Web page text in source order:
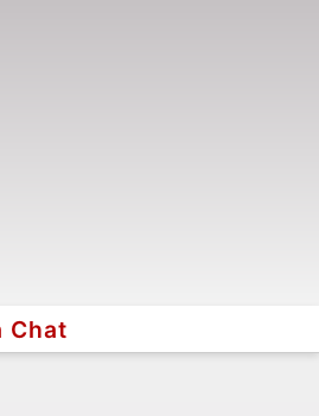
Chat